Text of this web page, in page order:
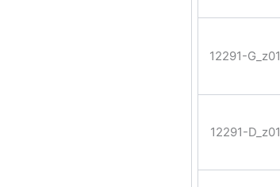
12291-G_z01
12291-D_z01